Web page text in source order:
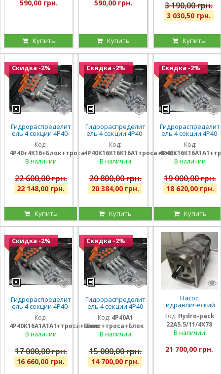
590,00 грн.
Купить
590,00 грн.
Купить
3 190,00 грн.
3 030,50 грн.
Купить
Скидка -2%
Гидрораспределит
ель 4 секции 4Р40-
К16К16К16К16 с
плавающим
положением на
всех секциях, троса
штуцера
Код:
4Р40+4К16+Блок+троса
В наличии
22 600,00 грн.
22 148,00 грн.
Купить
Скидка -2%
Гидрораспределит
ель 4 секции 4Р40-
К16К16К16А1 с
плавающими на 3
секции, троса и
блок рычагов на 4
Код:
4Р40К16К16К16А1троса+Блок
В наличии
20 800,00 грн.
20 384,00 грн.
Купить
Скидка -2%
Гидрораспределит
ель 4 секции 4Р40-
К16К16А1А1 с
плавающими на 2
секции, троса и
блок рычагов на 4
Код:
В наличии
19 000,00 грн.
18 620,00 грн.
Купить
Скидка -2%
Гидрораспределит
ель 4 секции 4Р40-
К16А1А1А1 с одной
плавающей
секцией, троса и
блок рычагов на 4
Код:
4Р40К16А1А1А1+троса+Блок
В наличии
17 000,00 грн.
16 660,00 грн.
Скидка -2%
Гидрораспределит
ель 4 секции 4Р40
на погрузчик (без
плавающих
секций), троса и
блок рычагов на 4
Код: 4Р40А1
Болг+троса+Блок
В наличии
15 000,00 грн.
14 700,00 грн.
Насос
гидравлический
шестеренный
тандемный Hydro-
pack
22A5.5/11/4X780DSS
Код: Hydro-pack
22A5.5/11/4X78
В наличии
21 700,00 грн.